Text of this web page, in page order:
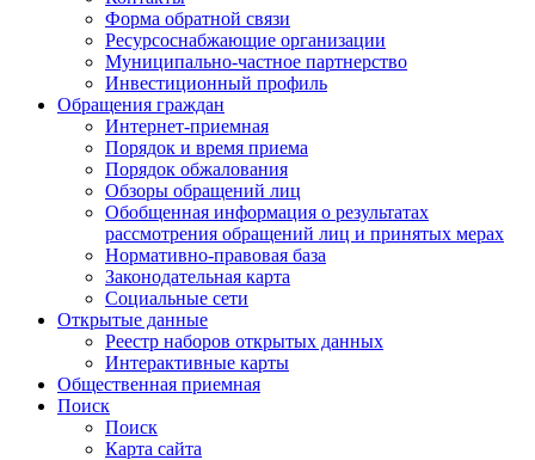
Форма обратной связи
Ресурсоснабжающие организации
Муниципально-частное партнерство
Инвестиционный профиль
Обращения граждан
Интернет-приемная
Порядок и время приема
Порядок обжалования
Обзоры обращений лиц
Обобщенная информация о результатах
рассмотрения обращений лиц и принятых мерах
Нормативно-правовая база
Законодательная карта
Социальные сети
Открытые данные
Реестр наборов открытых данных
Интерактивные карты
Общественная приемная
Поиск
Поиск
Карта сайта